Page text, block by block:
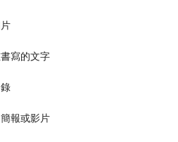
寫的文字
報或影片